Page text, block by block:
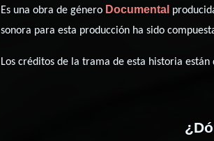
Es una obra de género Documental
sonora para esta producción ha sido
Los créditos de la trama de esta historia